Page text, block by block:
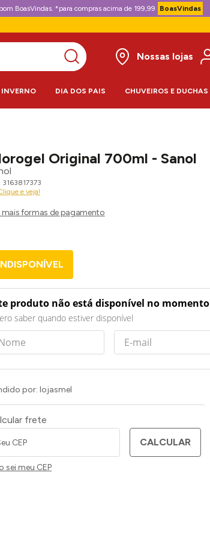
BoasVindas. *para compras acima de 199,99 BoasVindas
Nossas lojas
INVERNO DIA DOS PAIS CHUVEIROS E DUCHAS
Original 700ml - Sanol
3163817373
e veja!
produto não está disponível no momento
saber quando estiver disponível
por: lojasmel
frete
CALCULAR
sei meu CEP